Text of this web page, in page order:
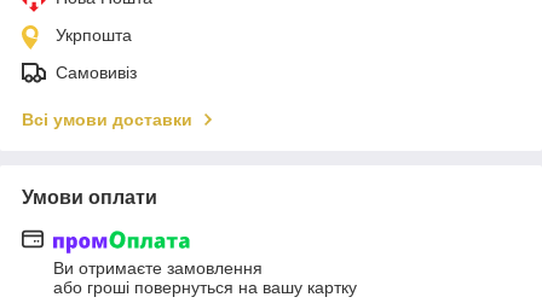
Укрпошта
Самовивіз
Всі умови доставки
Умови оплати
Ви отримаєте замовлення
або гроші повернуться на вашу картку